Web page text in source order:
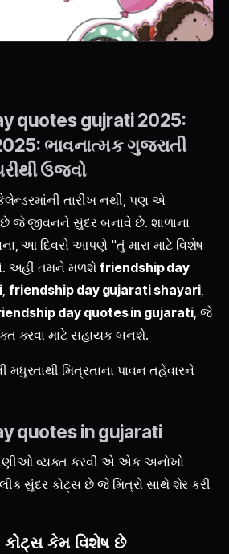
quotes gujrati 2025:
ભાવનાત્મક ગુજરાતી
ઉજવો
તારીખ નથી, પણ એ
જે જીવનને સુંદર બનાવે છે. શાળાના
આ દિવસે આપણે "તું મારા માટે વિશેષ
અહીં તમને મળશે friendship day
,friendship day gujarati shayari,
day quotes in gujarati, જે
કરવા માટે સહાયક બનશે.
મધુરતાથી મિત્રતાના પાવન તહેવારને
quotes in gujarati
વ્યક્ત કરવી એ એક અનોખો
સુંદર કોટ્સ છે જે મિત્રો સાથે શેર કરી
કોટ્સ કેમ વિશેષ છે